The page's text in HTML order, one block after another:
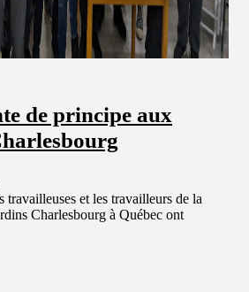
de principe aux
travailleuses et les travailleurs de la
Charlesbourg à Québec ont